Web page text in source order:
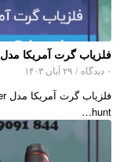
فلزیاب گرت آمریکا مدل sea hunter
۰ دیدگاه / ۲۹ آبان ۱۴۰۳
hunt…